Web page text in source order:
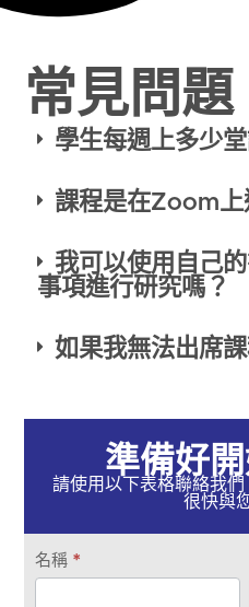
常見問題
學生每週上多少堂
課程是在Zoom上
我可以使用自己
事項進行研究嗎？
如果我無法出席
準備好
請使用以下表格聯絡我
很快與
取
得
名稱 *